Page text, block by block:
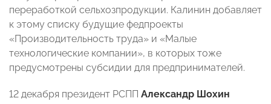
переработкой сельхозпродукции. Калинин добавляет
к этому списку будущие федпроекты
«Производительность труда» и «Малые
технологические компании», в которых тоже
предусмотрены субсидии для предпринимателей.
12 декабря президент РСПП Александр Шохин